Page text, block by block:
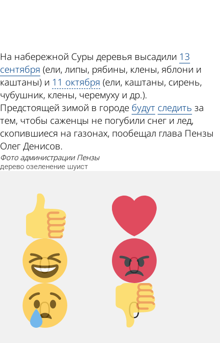
На набережной Суры деревья высадили 13
сентября (ели, липы, рябины, клены, яблони и
каштаны) и 11 октября (ели, каштаны, сирень,
чубушник, клены, черемуху и др.).
Предстоящей зимой в городе будут следить за
тем, чтобы саженцы не погубили снег и лед,
скопившиеся на газонах, пообещал глава Пензы
Олег Денисов.
фото администрации Пензы
дерево озеленение шуист
Палец
вверх!
0
Лайк!
0
Дикий
смех!
0
Агрессия!
0
Грусть :(
Палец
вниз!